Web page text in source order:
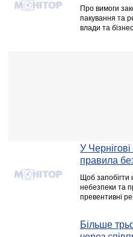
Про вимоги
пакування та
влади та
У
правила
Щоб
небезпеки та
превентивні
Більше